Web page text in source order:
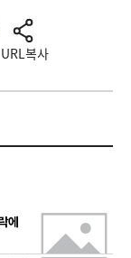
URL복사
에